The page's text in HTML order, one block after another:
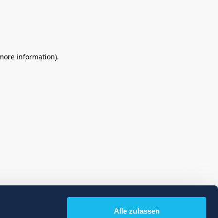
Alle zulassen
information).